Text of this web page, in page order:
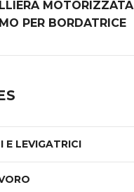
MOTORIZZATA
PER BORDATRICE
E LEVIGATRICI